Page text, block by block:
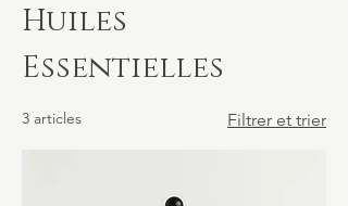
Huiles
Essentielles
3 articles Filtrer et trier